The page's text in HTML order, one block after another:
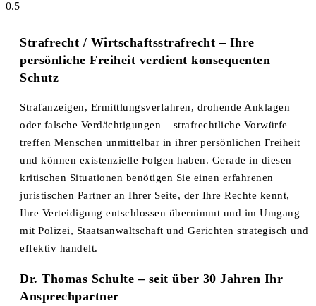
Strafrecht / Wirtschaftsstrafrecht – Ihre
persönliche Freiheit verdient konsequenten
Schutz
Strafanzeigen, Ermittlungsverfahren, drohende Anklagen
oder falsche Verdächtigungen – strafrechtliche Vorwürfe
treffen Menschen unmittelbar in ihrer persönlichen Freiheit
und können existenzielle Folgen haben. Gerade in diesen
kritischen Situationen benötigen Sie einen erfahrenen
juristischen Partner an Ihrer Seite, der Ihre Rechte kennt,
Ihre Verteidigung entschlossen übernimmt und im Umgang
mit Polizei, Staatsanwaltschaft und Gerichten strategisch und
effektiv handelt.
Dr. Thomas Schulte – seit über 30 Jahren Ihr
Ansprechpartner